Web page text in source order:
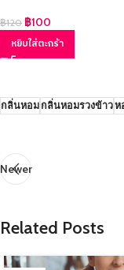
฿120 ฿100
หยิบใส่ตะกร้า
กลิ่นหอมกลิ่นหอมรวงข้าวห
Newer
Related Posts